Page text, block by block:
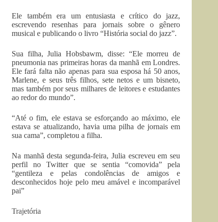
Ele também era um entusiasta e crítico do jazz,
escrevendo resenhas para jornais sobre o gênero
musical e publicando o livro “História social do jazz”.
Sua filha, Julia Hobsbawm, disse: “Ele morreu de
pneumonia nas primeiras horas da manhã em Londres.
Ele fará falta não apenas para sua esposa há 50 anos,
Marlene, e seus três filhos, sete netos e um bisneto,
mas também por seus milhares de leitores e estudantes
ao redor do mundo”.
“Até o fim, ele estava se esforçando ao máximo, ele
estava se atualizando, havia uma pilha de jornais em
sua cama”, completou a filha.
Na manhã desta segunda-feira, Julia escreveu em seu
perfil no Twitter que se sentia “comovida” pela
“gentileza e pelas condolências de amigos e
desconhecidos hoje pelo meu amável e incomparável
pai”
Trajetória